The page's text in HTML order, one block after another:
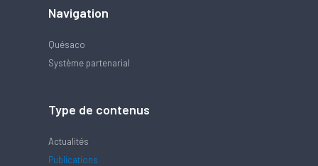
Navigation
Quésaco
Système partenarial
Type de contenus
Actualités
Publications